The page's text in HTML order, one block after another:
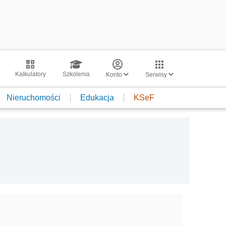
Kalkulatory Szkolenia Konto Serwisy
Nieruchomości Edukacja KSeF